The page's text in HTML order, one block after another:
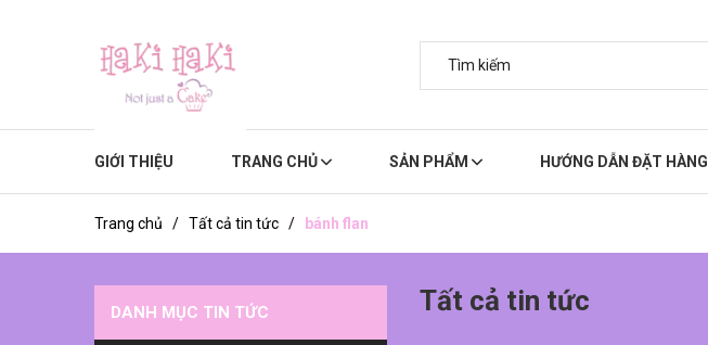
GIỚI THIỆU TRANG CHỦ SẢN PHẨM HƯỚNG DẪN ĐẶT HÀNG
Trang chủ / Tất cả tin tức / bánh flan
Tất cả tin tức
DANH MỤC TIN TỨC